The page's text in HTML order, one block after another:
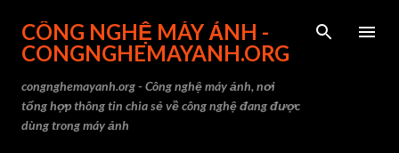
Chuyển đến nội dung chính
CÔNG NGHỆ MÁY ẢNH -
CONGNGHEMAYANH.ORG
congnghemayanh.org - Công nghệ máy ảnh, nơi
tổng hợp thông tin chia sẻ về công nghệ đang được
dùng trong máy ảnh